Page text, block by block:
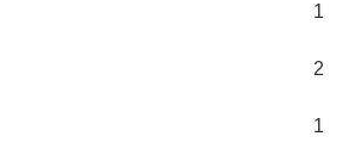
1
2
1